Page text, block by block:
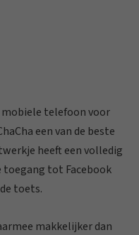
mobiele telefoon voor
een van de beste
heeft een volledig
toegang tot Facebook
toets.
makkelijker dan